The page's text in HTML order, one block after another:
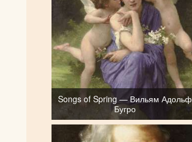
Songs of Spring — Вильям Адольф
Бугро